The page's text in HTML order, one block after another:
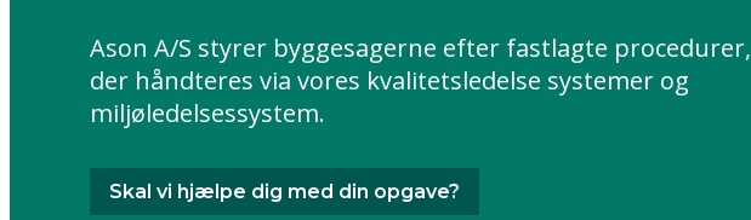
Ason A/S styrer byggesagerne efter fastlagte procedurer,
der håndteres via vores kvalitetsledelse systemer og
miljøledelsessystem.
Skal vi hjælpe dig med din opgave?